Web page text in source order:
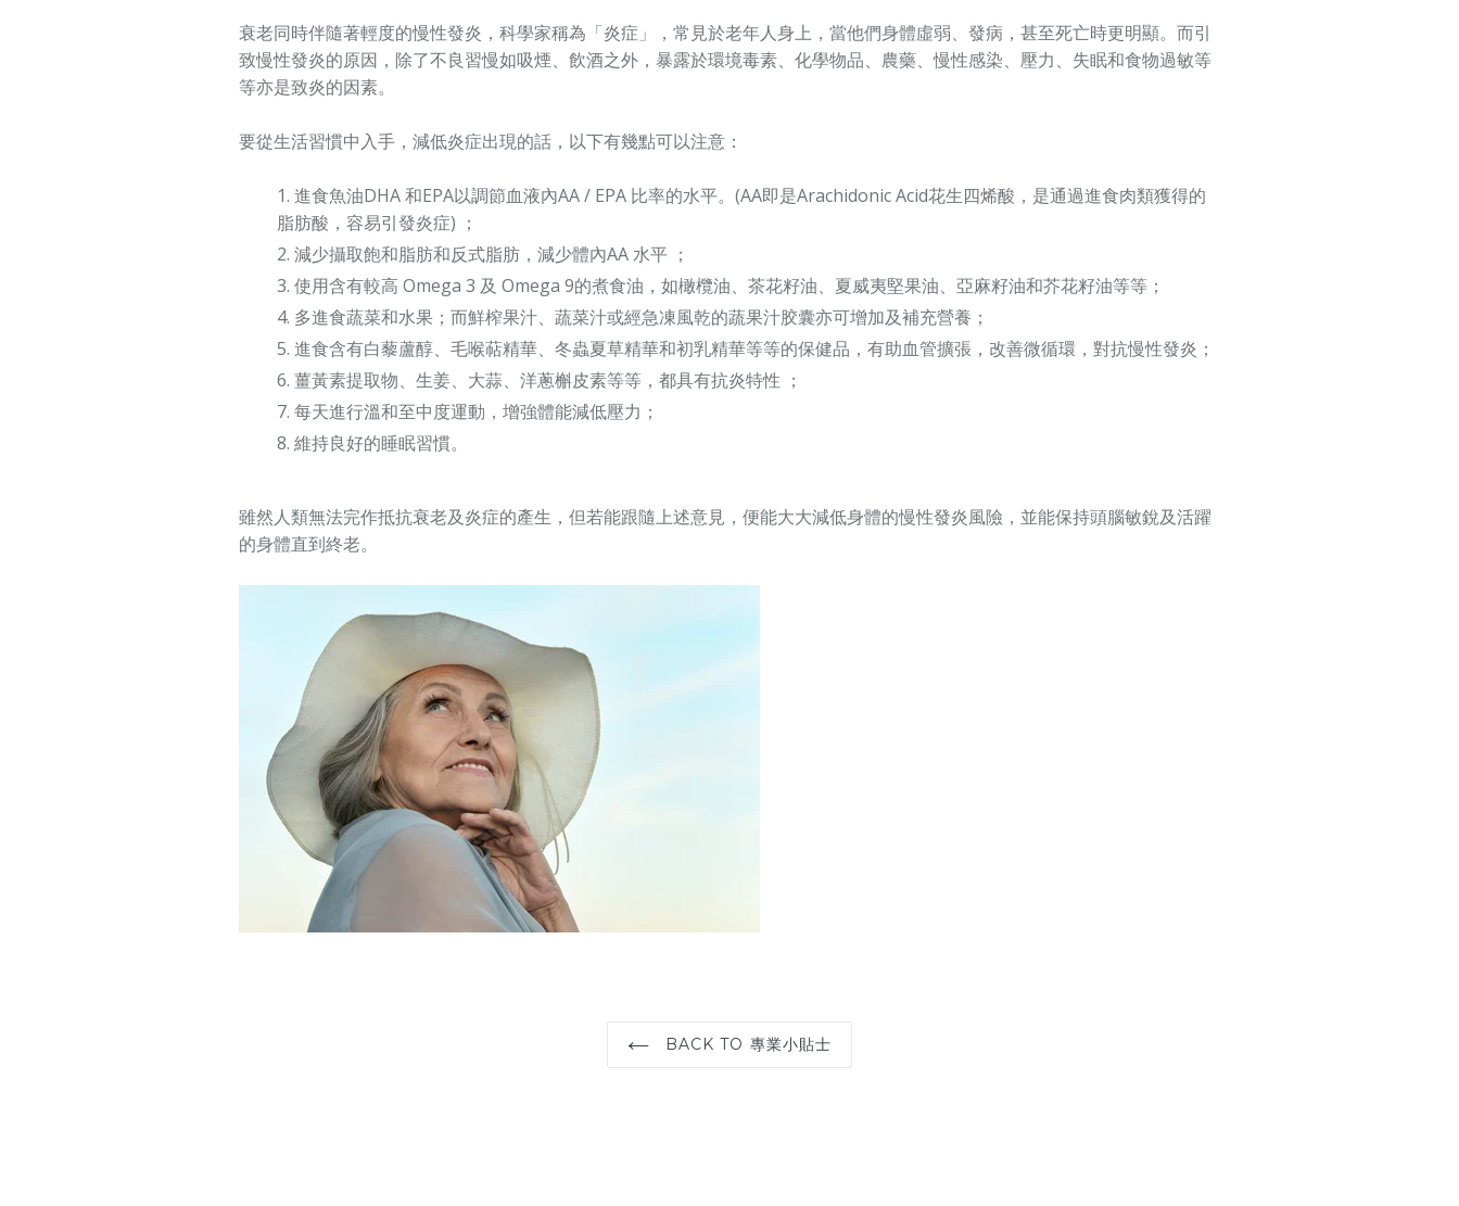
衰老同時伴隨著輕度的慢性發炎，科學家稱為「炎症」，常見於老年人身上，當他們身體虛弱、發病，甚至死亡時更明顯。而引
致慢性發炎的原因，除了不良習慢如吸煙、飲酒之外，暴露於環境毒素、化學物品、農藥、慢性感染、壓力、失眠和食物過敏等
等亦是致炎的因素。
要從生活習慣中入手，減低炎症出現的話，以下有幾點可以注意：
進食魚油DHA和EPA以調節血液內AA / EPA 比率的水平。(AA即是Arachidonic Acid花生四烯酸，是通過進食肉類獲得的
脂肪酸，容易引發炎症) ；
減少攝取飽和脂肪和反式脂肪，減少體內AA 水平 ；
使用含有較高Omega 3 及Omega 9的煮食油，如橄欖油、茶花籽油、夏威夷堅果油、亞麻籽油和芥花籽油等等；
多進食蔬菜和水果；而鮮榨果汁、蔬菜汁或經急凍風乾的蔬果汁胶囊亦可增加及補充營養；
進食含有白藜蘆醇、毛喉萜精華、冬蟲夏草精華和初乳精華等等的保健品，有助血管擴張，改善微循環，對抗慢性發炎；
薑黃素提取物、生姜、大蒜、洋蔥槲皮素等等，都具有抗炎特性 ；
每天進行溫和至中度運動，增強體能減低壓力；
維持良好的睡眠習慣。
雖然人類無法完作抵抗衰老及炎症的產生，但若能跟隨上述意見，便能大大減低身體的慢性發炎風險，並能保持頭腦敏銳及活躍
的身體直到終老。
BACK TO 專業小貼士